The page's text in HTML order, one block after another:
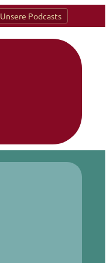
Unsere Podcasts